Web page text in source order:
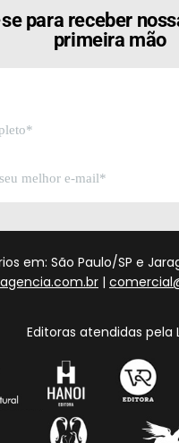
para receber
primeira mão
em: São Paulo/SP e
|
Editoras atendidas pela